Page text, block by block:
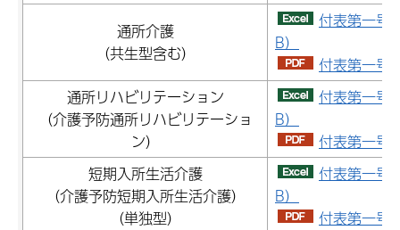
通所介護
（共生型含む）
付表第一号
B）
付表第一号
通所リハビリテーション
（介護予防通所リハビリテーショ
ン）
付表第一号
B）
付表第一号
短期入所生活介護
（介護予防短期入所生活介護）
（単独型）
付表第一号
B）
付表第一号